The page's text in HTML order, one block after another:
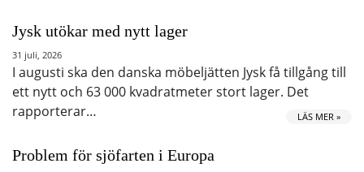
Jysk utökar med nytt lager
31 juli, 2026
I augusti ska den danska möbeljätten Jysk få tillgång till
ett nytt och 63 000 kvadratmeter stort lager. Det
rapporterar…
LÄS MER »
Problem för sjöfarten i Europa